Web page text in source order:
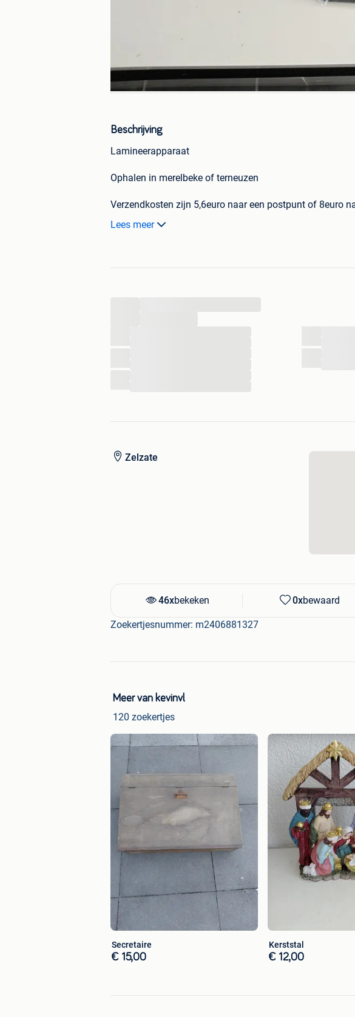
Beschrijving
Lamineerapparaat
Ophalen in merelbeke of terneuzen
Verzendkosten zijn 5,6euro naar een postpunt of 8euro
Verzending op risico koper. Alles wordt goed ingepakt en
Lees meer
Zelzate
46xbekeken 0xbewaard
Zoekertjesnummer: m2406881327
Meer van kevinvl
120 zoekertjes
Secretaire
€ 15,00
Kerststal
€ 12,00